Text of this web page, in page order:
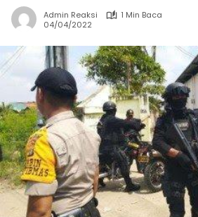
Admin Reaksi
1 Min Baca
04/04/2022